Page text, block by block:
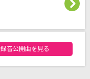
録音公開曲を見る